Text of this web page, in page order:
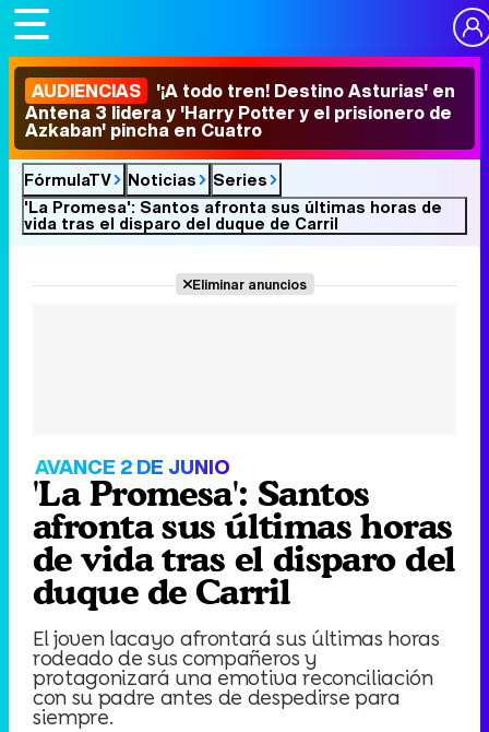
AUDIENCIAS '¡A todo tren! Destino Asturias' en
Antena 3 lidera y 'Harry Potter y el prisionero de
Azkaban' pincha en Cuatro
FórmulaTV Noticias
Series
'La Promesa': Santos afronta sus últimas horas de
vida tras el disparo del duque de Carril
Eliminar anuncios
AVANCE 2 DE JUNIO
'La Promesa': Santos
afronta sus últimas horas
de vida tras el disparo del
duque de Carril
El joven lacayo afrontará sus últimas horas
rodeado de sus compañeros y
protagonizará una emotiva reconciliación
con su padre antes de despedirse para
siempre.